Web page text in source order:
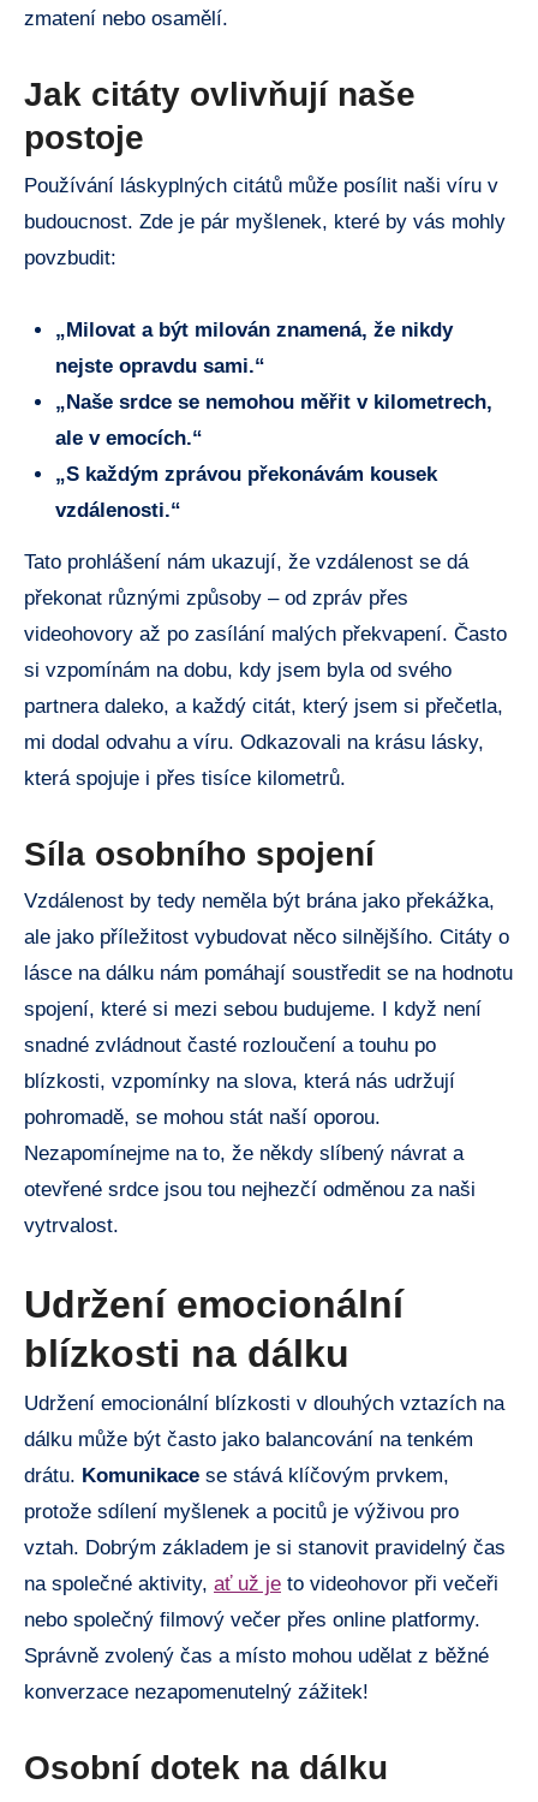
zmatení nebo osamělí.
Jak citáty ovlivňují naše
postoje
Používání láskyplných citátů může posílit naši víru v
budoucnost. Zde je pár myšlenek, které by vás mohly
povzbudit:
„Milovat a být milován znamená, že nikdy
nejste opravdu sami.“
„Naše srdce se nemohou měřit v kilometrech,
ale v emocích.“
„S každým zprávou překonávám kousek
vzdálenosti.“
Tato prohlášení nám ukazují, že vzdálenost se dá
překonat různými způsoby – od zpráv přes
videohovory až po zasílání malých překvapení. Často
si vzpomínám na dobu, kdy jsem byla od svého
partnera daleko, a každý citát, který jsem si přečetla,
mi dodal odvahu a víru. Odkazovali na krásu lásky,
která spojuje i přes tisíce kilometrů.
Síla osobního spojení
Vzdálenost by tedy neměla být brána jako překážka,
ale jako příležitost vybudovat něco silnějšího. Citáty o
lásce na dálku nám pomáhají soustředit se na hodnotu
spojení, které si mezi sebou budujeme. I když není
snadné zvládnout časté rozloučení a touhu po
blízkosti, vzpomínky na slova, která nás udržují
pohromadě, se mohou stát naší oporou.
Nezapomínejme na to, že někdy slíbený návrat a
otevřené srdce jsou tou nejhezčí odměnou za naši
vytrvalost.
Udržení emocionální
blízkosti na dálku
Udržení emocionální blízkosti v dlouhých vztazích na
dálku může být často jako balancování na tenkém
drátu. Komunikace se stává klíčovým prvkem,
protože sdílení myšlenek a pocitů je výživou pro
vztah. Dobrým základem je si stanovit pravidelný čas
na společné aktivity, ať už je to videohovor při večeři
nebo společný filmový večer přes online platformy.
Správně zvolený čas a místo mohou udělat z běžné
konverzace nezapomenutelný zážitek!
Osobní dotek na dálku